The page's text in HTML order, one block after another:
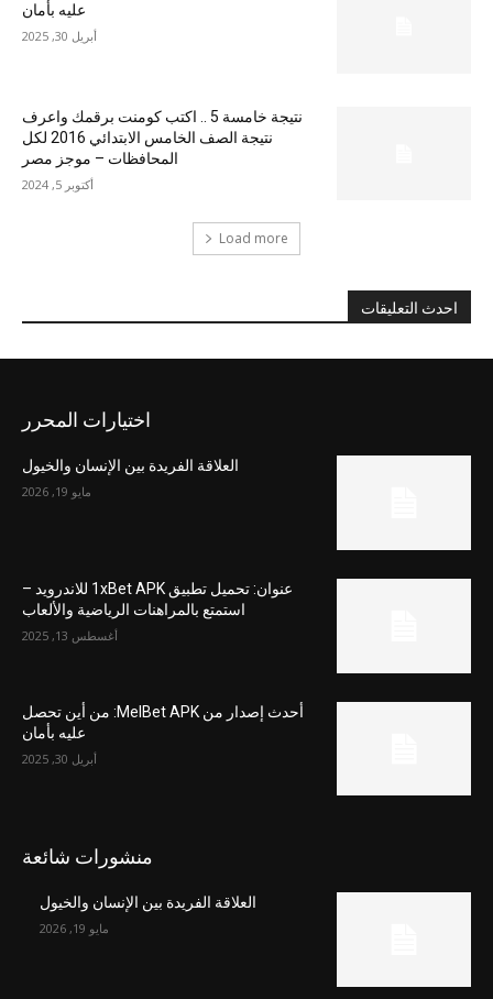
عليه بأمان
أبريل 30, 2025
نتيجة خامسة 5 .. اكتب كومنت برقمك واعرف
نتيجة الصف الخامس الابتدائي 2016 لكل
المحافظات – موجز مصر
أكتوبر 5, 2024
Load more
احدث التعليقات
اختيارات المحرر
العلاقة الفريدة بين الإنسان والخيول
مايو 19, 2026
عنوان: تحميل تطبيق 1xBet APK للاندرويد –
استمتع بالمراهنات الرياضية والألعاب
أغسطس 13, 2025
أحدث إصدار من MelBet APK: من أين تحصل
عليه بأمان
أبريل 30, 2025
منشورات شائعة
العلاقة الفريدة بين الإنسان والخيول
مايو 19, 2026